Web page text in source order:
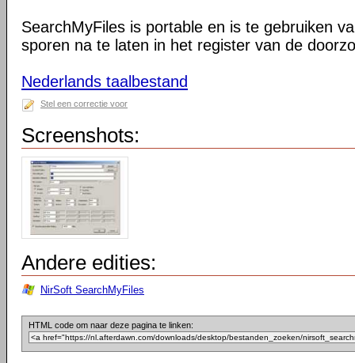
SearchMyFiles is portable en is te gebruiken
sporen na te laten in het register van de
Nederlands taalbestand
Stel een correctie voor
Screenshots:
Andere edities:
NirSoft SearchMyFiles
HTML code om naar deze pagina te linken: